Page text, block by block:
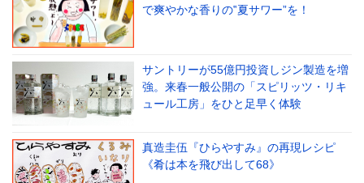
で爽やかな香りの‟夏サワー”を！
サントリーが55億円投資しジン製造を増
強。来春一般公開の「スピリッツ・リキ
ュール工房」をひと足早く体験
真造圭伍『ひらやすみ』の再現レシピ
《肴は本を飛び出して68》